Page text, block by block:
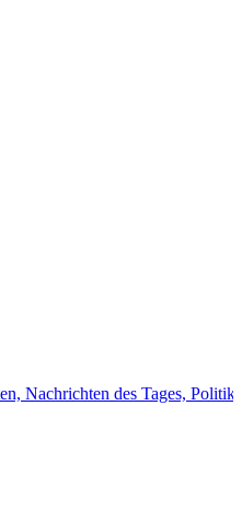
Nachrichten des Tages, Politik